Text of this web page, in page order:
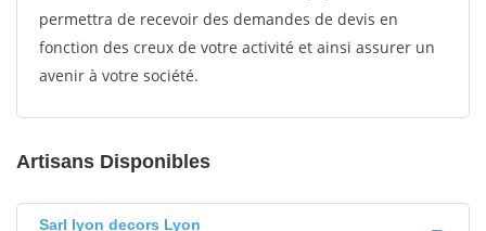
permettra de recevoir des demandes de devis en
fonction des creux de votre activité et ainsi assurer un
avenir à votre société.
Artisans Disponibles
Sarl lyon decors Lyon